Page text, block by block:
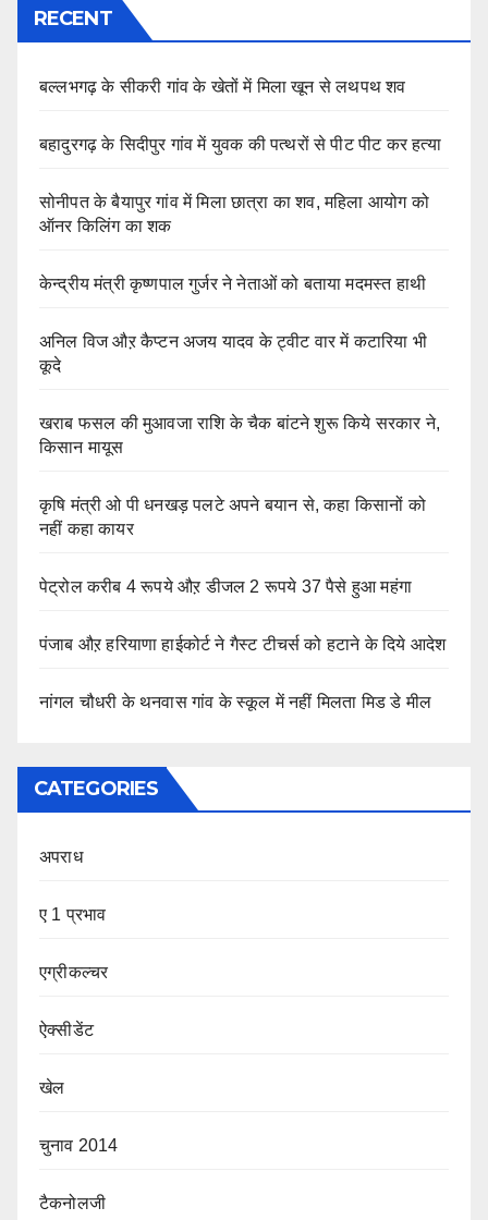
RECENT
बल्लभगढ़ के सीकरी गांव के खेतों में मिला खून से लथपथ शव
बहादुरगढ़ के सिदीपुर गांव में युवक की पत्थरों से पीट पीट कर हत्या
सोनीपत के बैयापुर गांव में मिला छात्रा का शव, महिला आयोग को
ऑनर किलिंग का शक
केन्द्रीय मंत्री कृष्णपाल गुर्जर ने नेताओं को बताया मदमस्त हाथी
अनिल विज औऱ कैप्टन अजय यादव के ट्वीट वार में कटारिया भी
कूदे
खराब फसल की मुआवजा राशि के चैक बांटने शुरू किये सरकार ने,
किसान मायूस
कृषि मंत्री ओ पी धनखड़ पलटे अपने बयान से, कहा किसानों को
नहीं कहा कायर
पेट्रोल करीब 4 रूपये औऱ डीजल 2 रूपये 37 पैसे हुआ महंगा
पंजाब औऱ हरियाणा हाईकोर्ट ने गैस्ट टीचर्स को हटाने के दिये आदेश
नांगल चौधरी के थनवास गांव के स्कूल में नहीं मिलता मिड डे मील
CATEGORIES
अपराध
ए 1 प्रभाव
एग्रीकल्चर
ऐक्सीडेंट
खेल
चुनाव 2014
टैकनोलजी